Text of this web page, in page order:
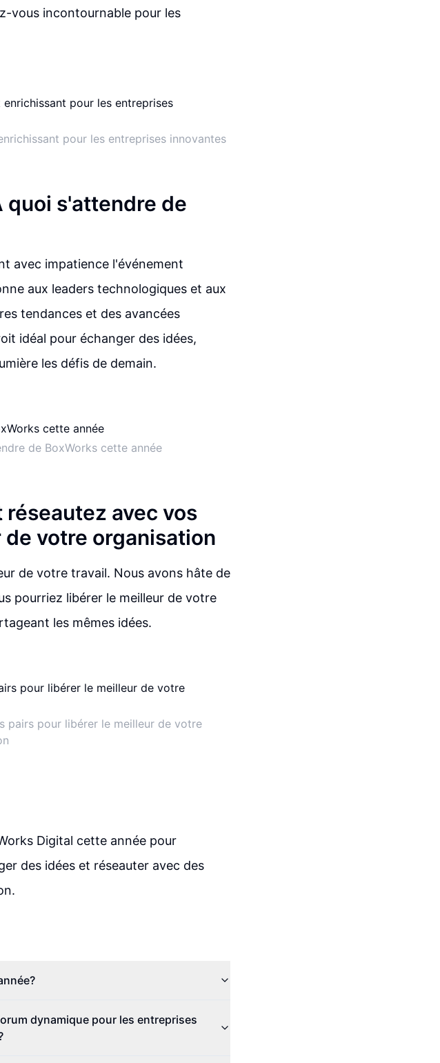
vous incontournable pour les
pour les entreprises innovantes
quoi s'attendre de
avec impatience l'événement
aux leaders technologiques et aux
tendances et des avancées
idéal pour échanger des idées,
les défis de demain.
de BoxWorks cette année
avec vos
votre organisation
de votre travail. Nous avons hâte de
pourriez libérer le meilleur de votre
les mêmes idées.
pairs pour libérer le meilleur de votre
Digital cette année pour
des idées et réseauter avec des
dynamique pour les entreprises